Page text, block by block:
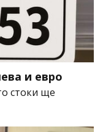
и евро
стоки ще